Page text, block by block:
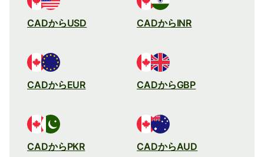
CADからUSD CADからINR
CADからEUR CADからGBP
CADからPKR CADからAUD